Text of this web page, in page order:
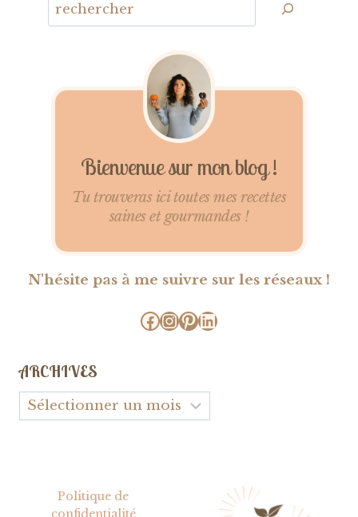
Bienvenue sur mon blog !
Tu trouveras ici toutes mes recettes
saines et gourmandes !
N'hésite pas à me suivre sur les réseaux !
Facebook
Instagram
Pinterest
LinkedIn
ARCHIVES
Archives
Politique de
confidentialité